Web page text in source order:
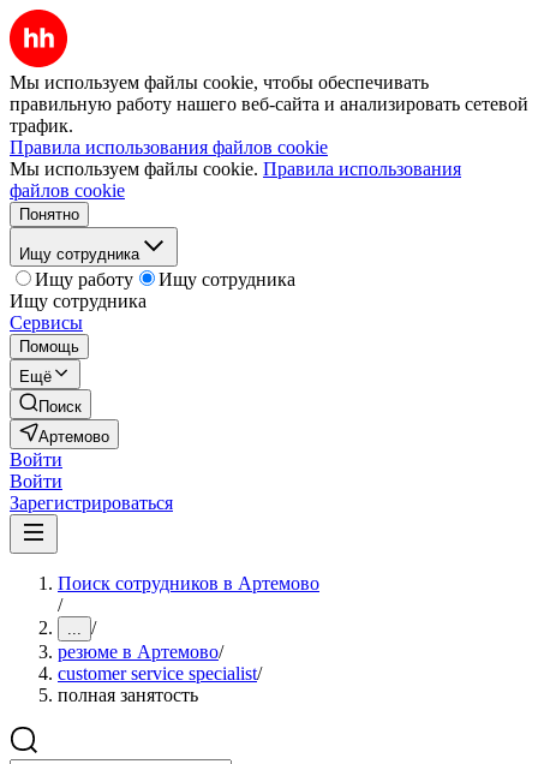
Мы используем файлы cookie, чтобы обеспечивать
правильную работу нашего веб-сайта и анализировать сетевой
трафик.
Правила использования файлов cookie
Мы используем файлы cookie. Правила использования
файлов cookie
Понятно
Ищу сотрудника
Ищу работу
Ищу сотрудника
Ищу сотрудника
Сервисы
Помощь
Ещё
Поиск
Артемово
Войти
Войти
Зарегистрироваться
Поиск сотрудников в Артемово
/
... /
резюме в Артемово/
customer service specialist/
полная занятость